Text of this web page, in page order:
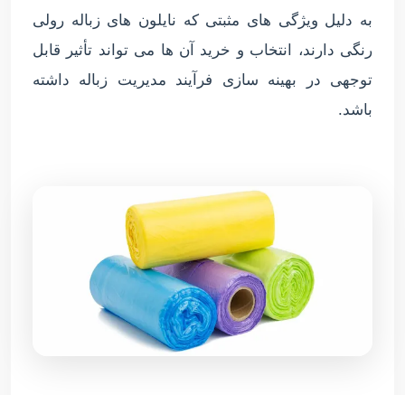
به دلیل ویژگی های مثبتی که نایلون های زباله رولی
رنگی دارند، انتخاب و خرید آن ها می تواند تأثیر قابل
توجهی در بهینه سازی فرآیند مدیریت زباله داشته
باشد.